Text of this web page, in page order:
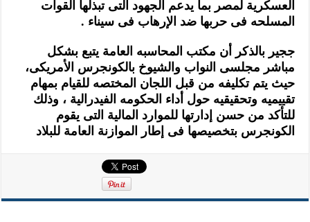
العسكرية لمصر بما يدعم الجهود التى تبذلها القوات
المسلحه فى حربها ضد الإرهاب فى سيناء .
ججير بالذكر أن مكتب المحاسبه العامة يتبع بشكل
مباشر مجلسى النواب والشيوخ بالكونجرس الأمريكى،
حيث يتم تكليفه من قبل اللجان المختصه للقيام بمهام
تقييميه وتحقيقيه حول أداء الحكومه الفيدرالية ، وذلك
للتأكد من حسن إدارتها للموارد المالية التى يقوم
الكونجرس بتخصيصها فى إطار الموازنة العامة للبلاد